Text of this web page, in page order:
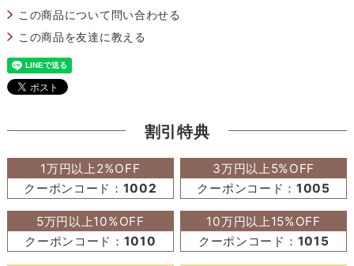
この商品について問い合わせる
この商品を友達に教える
割引特典
1万円以上2%OFF
クーポンコード： 1002
3万円以上5%OFF
クーポンコード：1005
5万円以上10%OFF
クーポンコード： 1010
10万円以上15%OFF
クーポンコード： 1015